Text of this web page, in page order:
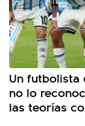
Un futbolista
no lo
las teorías